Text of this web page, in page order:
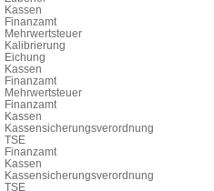
Kassen
Finanzamt
Mehrwertsteuer
Kalibrierung
Eichung
Kassen
Finanzamt
Mehrwertsteuer
Finanzamt
Kassen
Kassensicherungsverordnung
TSE
Finanzamt
Kassen
Kassensicherungsverordnung
TSE